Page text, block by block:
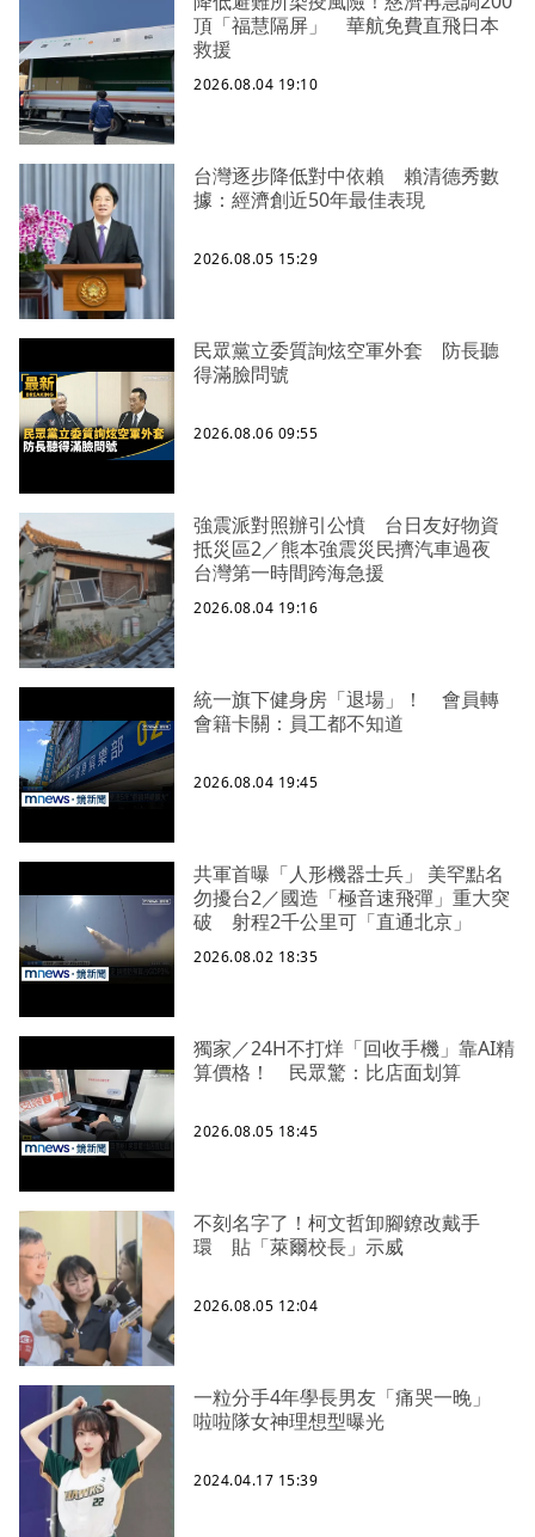
頂「福慧隔屏」 華航免費直飛日本
救援
2026.08.04 19:10
台灣逐步降低對中依賴 賴清德秀數
據：經濟創近50年最佳表現
2026.08.05 15:29
民眾黨立委質詢炫空軍外套 防長聽
得滿臉問號
2026.08.06 09:55
強震派對照辦引公憤 台日友好物資
抵災區2／熊本強震災民擠汽車過夜
台灣第一時間跨海急援
2026.08.04 19:16
統一旗下健身房「退場」！ 會員轉
會籍卡關：員工都不知道
2026.08.04 19:45
共軍首曝「人形機器士兵」 美罕點名
勿擾台2／國造「極音速飛彈」重大突
破 射程2千公里可「直通北京」
2026.08.02 18:35
獨家／24H不打烊「回收手機」靠AI精
算價格！ 民眾驚：比店面划算
2026.08.05 18:45
不刻名字了！柯文哲卸腳鐐改戴手
環 貼「萊爾校長」示威
2026.08.05 12:04
一粒分手4年學長男友「痛哭一晚」
啦啦隊女神理想型曝光
2024.04.17 15:39